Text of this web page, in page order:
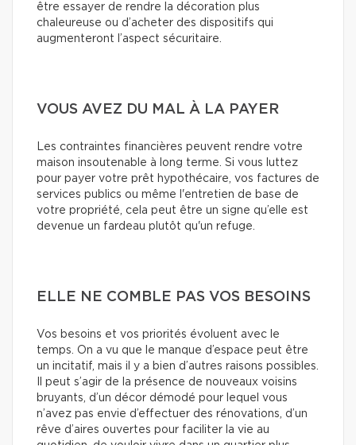
être essayer de rendre la décoration plus
chaleureuse ou d’acheter des dispositifs qui
augmenteront l’aspect sécuritaire.
VOUS AVEZ DU MAL À LA PAYER
Les contraintes financières peuvent rendre votre
maison insoutenable à long terme. Si vous luttez
pour payer votre prêt hypothécaire, vos factures de
services publics ou même l'entretien de base de
votre propriété, cela peut être un signe qu’elle est
devenue un fardeau plutôt qu'un refuge.
ELLE NE COMBLE PAS VOS BESOINS
Vos besoins et vos priorités évoluent avec le
temps. On a vu que le manque d’espace peut être
un incitatif, mais il y a bien d’autres raisons possibles.
Il peut s’agir de la présence de nouveaux voisins
bruyants, d’un décor démodé pour lequel vous
n’avez pas envie d’effectuer des rénovations, d’un
rêve d’aires ouvertes pour faciliter la vie au